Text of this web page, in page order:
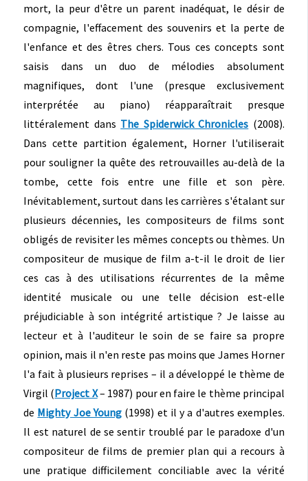
mort, la peur d'être un parent inadéquat, le désir de
compagnie, l'effacement des souvenirs et la perte de
l'enfance et des êtres chers. Tous ces concepts sont
saisis dans un duo de mélodies absolument
magnifiques, dont l'une (presque exclusivement
interprétée au piano) réapparaîtrait presque
littéralement dans The Spiderwick Chronicles (2008).
Dans cette partition également, Horner l'utiliserait
pour souligner la quête des retrouvailles au-delà de la
tombe, cette fois entre une fille et son père.
Inévitablement, surtout dans les carrières s'étalant sur
plusieurs décennies, les compositeurs de films sont
obligés de revisiter les mêmes concepts ou thèmes. Un
compositeur de musique de film a-t-il le droit de lier
ces cas à des utilisations récurrentes de la même
identité musicale ou une telle décision est-elle
préjudiciable à son intégrité artistique ? Je laisse au
lecteur et à l'auditeur le soin de se faire sa propre
opinion, mais il n'en reste pas moins que James Horner
l'a fait à plusieurs reprises – il a développé le thème de
Virgil (Project X– 1987) pour en faire le thème principal
de Mighty Joe Young(1998) et il y a d'autres exemples.
Il est naturel de se sentir troublé par le paradoxe d'un
compositeur de films de premier plan qui a recours à
une pratique difficilement conciliable avec la vérité